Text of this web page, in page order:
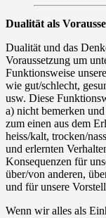
Dualität als
Dualität und das
Voraussetzung um
Funktionsweise
wie gut/schlecht,
usw. Diese
a) nicht bemerken
zum einen aus dem
heiss/kalt, trocken/
und erlernten
Konsequenzen für
über/von anderen,
und für unsere
Wenn wir alles als